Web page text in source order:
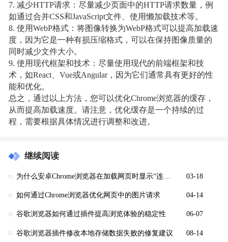
7. 减少HTTP请求：尽量减少页面中的HTTP请求数量，例
如通过合并CSS和JavaScript文件、使用懒加载技术等。
8. 使用WebP格式：将图像转换为WebP格式可以提高加载速
度，因为它是一种有损压缩格式，可以在保持图像质量的
同时减少文件大小。
9. 使用现代框架和技术：尽量使用现代的前端框架和技
术，如React、Vue或Angular，因为它们通常具有更好的性
能和优化。
总之，通过以上方法，您可以优化Chrome浏览器的缓存，
从而提高加载速度。请注意，优化缓存是一个持续的过
程，需要根据具体情况进行调整和改进。
继续阅读
03-18
如何通过Chrome浏览器优化网页中的图片请求 04-14
谷歌浏览器如何通过插件提高浏览体验的稳定性 06-07
谷歌浏览器插件修改本地存储数据失败的修复建议 08-14